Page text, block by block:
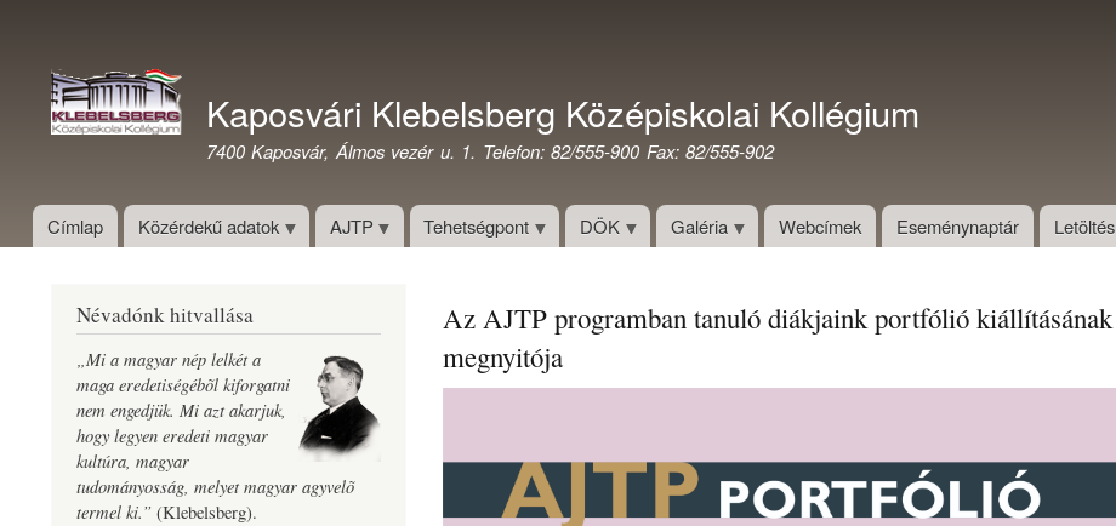
fiók
menüje
Kaposvári Klebelsberg Középiskolai Kollégium
7400 Kaposvár, Álmos vezér u. 1. Telefon: 82/555-900 Fax: 82/555-902
Címlap Közérdekű adatok AJTP Tehetségpont DÖK Galéria Webcímek Eseménynaptár Letöltés
Az AJTP programban tanuló diákjaink portfólió kiállításának
megnyitója
Névadónk hitvallása
„Mi a magyar nép lelkét a
maga eredetiségébõl kiforgatni
nem engedjük. Mi azt akarjuk,
hogy legyen eredeti magyar
kultúra, magyar
tudományosság, melyet magyar agyvelõ
termel ki.” (Klebelsberg).